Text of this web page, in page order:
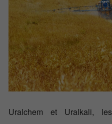
Uralchem ​​et Uralkali,